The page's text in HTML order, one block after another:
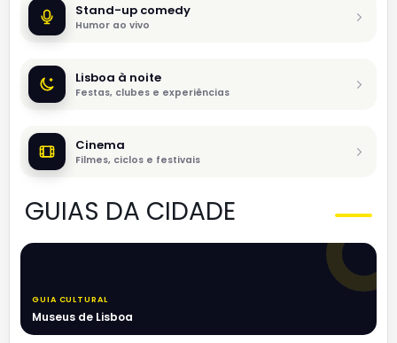
Stand-up comedy
Humor ao vivo
Lisboa à noite
Festas, clubes e experiências
Cinema
Filmes, ciclos e festivais
GUIAS DA CIDADE
GUIA CULTURAL
Museus de Lisboa